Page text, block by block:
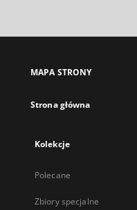
MAPA STRONY
Strona główna
Kolekcje
Polecane
Zbiory specjalne